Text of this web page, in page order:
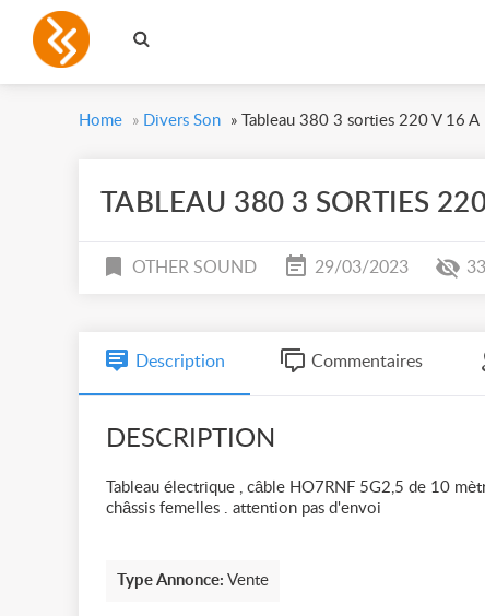
Home » Divers Son » Tableau 380 3 sorties 220 V 16 A
TABLEAU 380 3 SORTIES
OTHER SOUND 29/03/2023
Description Commentaires
DESCRIPTION
Tableau électrique , câble HO7RNF 5G2,5 de 10
châssis femelles . attention pas d'envoi
Type Annonce: Vente